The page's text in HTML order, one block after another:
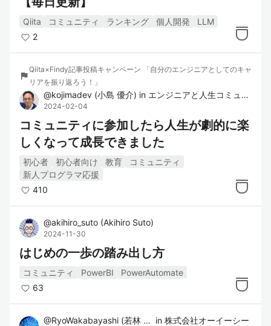
Qiita コミュニティ ランキング 個人開発
LLM
2
flag
Qiita×Findy記事投稿キャンペーン 「自分のエンジニアとしてのキャ
リアを振り返ろう！」
@kojimadev (小島 優介) in エンジニアと人生コミュニティ
2024-02-04
コミュニティに参加したら人生が劇的に楽
しくなって成長できました
初心者 初心者向け 教育
コミュニティ
新人プログラマ応援
410
@akihiro_suto (Akihiro Suto)
2024-11-30
はじめの一歩の踏み出し方
コミュニティ PowerBI
PowerAutomate
63
@RyoWakabayashi (若林 諒 in 株式会社オーイーシー